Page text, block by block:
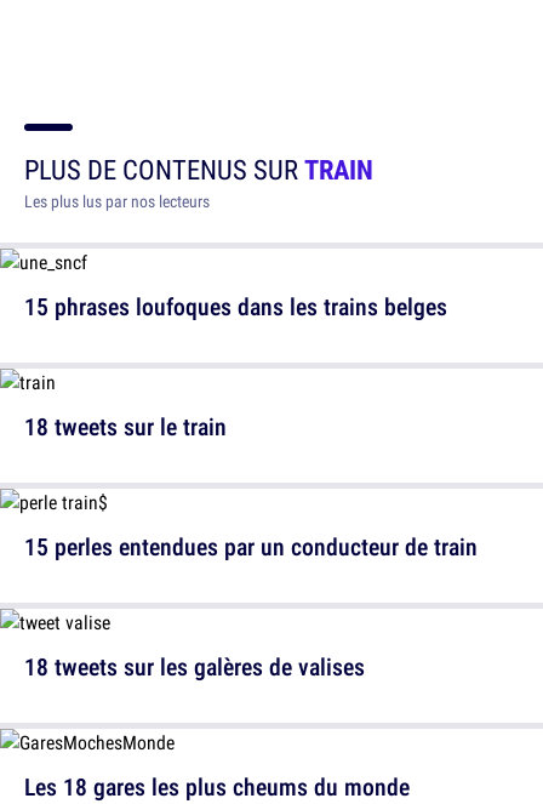
PLUS DE CONTENUS SURTRAIN
Les plus lus par nos lecteurs
15 phrases loufoques dans les trains belges
15 perles entendues par un conducteur de train
Les 18 gares les plus cheums du monde
18 tweets sur le train
18 tweets sur les galères de valises